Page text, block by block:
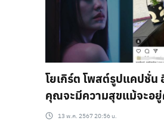
โยเกิร์ต โพสต์รูปแคปชั่น
คุณจะมีความสุขแม้จะอยู่
13 พ.ค. 2567 20:56 น.